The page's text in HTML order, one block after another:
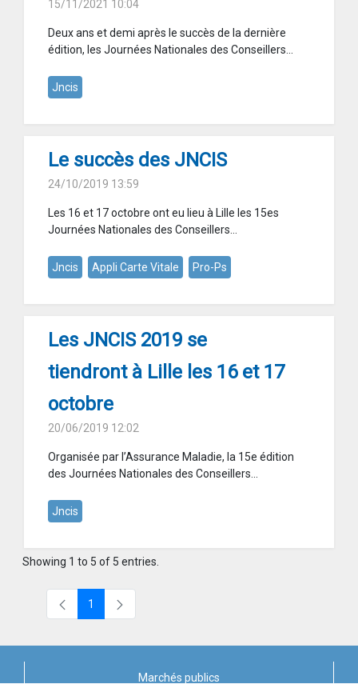
15/11/2021 10:04
Deux ans et demi après le succès de la dernière
édition, les Journées Nationales des Conseillers...
Jncis
Le succès des JNCIS
24/10/2019 13:59
Les 16 et 17 octobre ont eu lieu à Lille les 15es
Journées Nationales des Conseillers...
Jncis Appli Carte Vitale Pro-Ps
Les JNCIS 2019 se
tiendront à Lille les 16 et 17
octobre
20/06/2019 12:02
Organisée par l’Assurance Maladie, la 15e édition
des Journées Nationales des Conseillers...
Jncis
Showing 1 to 5 of 5 entries.
Page
1
Marchés publics